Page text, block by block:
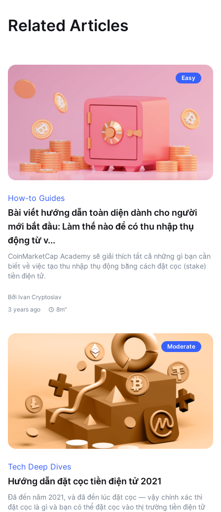
Related Articles
Easy
How-to Guides
Bài viết hướng dẫn toàn diện dành cho người
mới bắt đầu: Làm thế nào để có thu nhập thụ
động từ v...
CoinMarketCap Academy sẽ giải thích tất cả những gì bạn cần
biết về việc tạo thu nhập thụ động bằng cách đặt cọc (stake)
tiền điện tử.
Bởi Ivan Cryptoslav
3 years ago
8m"
Moderate
Tech Deep Dives
Hướng dẫn đặt cọc tiền điện tử 2021
Đã đến năm 2021, và đã đến lúc đặt cọc — vậy chính xác thì
đặt cọc là gì và bạn có thể đặt cọc vào thị trường tiền điện tử